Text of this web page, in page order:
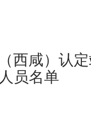
西咸）认
员名单